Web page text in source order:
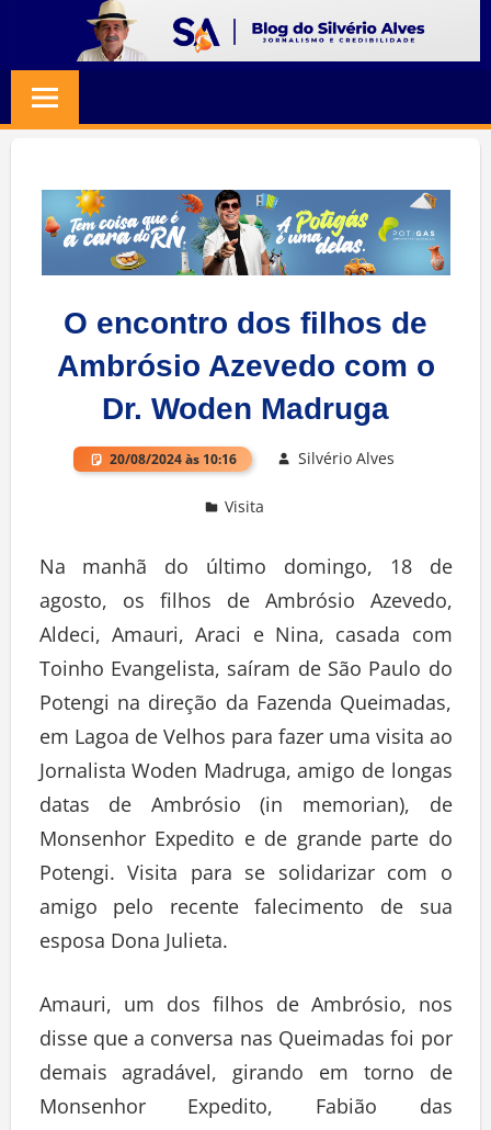
content
SILVERIO
ALVES
Jornalismo
Credibilidade
O encontro dos filhos de
Ambrósio Azevedo com o
Dr. Woden Madruga
20/08/2024 às 10:16 Silvério Alves
Visita
Na manhã do último domingo, 18 de
agosto, os filhos de Ambrósio Azevedo,
Aldeci, Amauri, Araci e Nina, casada com
Toinho Evangelista, saíram de São Paulo do
Potengi na direção da Fazenda Queimadas,
em Lagoa de Velhos para fazer uma visita ao
Jornalista Woden Madruga, amigo de longas
datas de Ambrósio (in memorian), de
Monsenhor Expedito e de grande parte do
Potengi. Visita para se solidarizar com o
amigo pelo recente falecimento de sua
esposa Dona Julieta.
Amauri, um dos filhos de Ambrósio, nos
disse que a conversa nas Queimadas foi por
demais agradável, girando em torno de
Monsenhor Expedito, Fabião das